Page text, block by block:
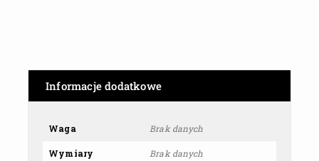
Informacje dodatkowe
Waga Brak danych
Wymiary Brak danych